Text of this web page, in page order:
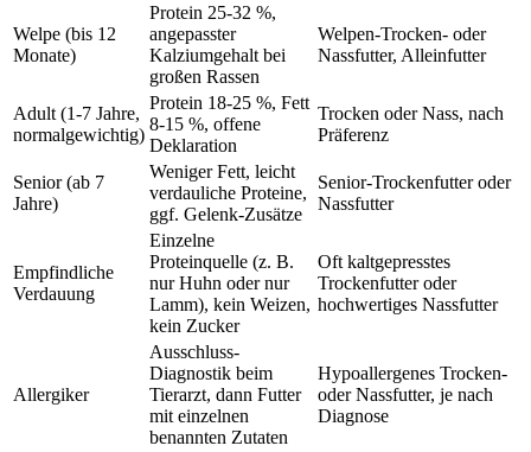
Welpe (bis 12
Monate)
Protein 25-32 %,
angepasster
Kalziumgehalt bei
großen Rassen
Welpen-Trocken- oder
Nassfutter, Alleinfutter
Adult (1-7 Jahre,
normalgewichtig)
Protein 18-25 %, Fett
8-15 %, offene
Deklaration
Trocken oder Nass, nach
Präferenz
Senior (ab 7
Jahre)
Weniger Fett, leicht
verdauliche Proteine,
ggf. Gelenk-Zusätze
Senior-Trockenfutter oder
Nassfutter
Empfindliche
Verdauung
Einzelne
Proteinquelle (z. B.
nur Huhn oder nur
Lamm), kein Weizen,
kein Zucker
Oft kaltgepresstes
Trockenfutter oder
hochwertiges Nassfutter
Allergiker
Ausschluss-
Diagnostik beim
Tierarzt, dann Futter
mit einzelnen
benannten Zutaten
Hypoallergenes Trocken-
oder Nassfutter, je nach
Diagnose